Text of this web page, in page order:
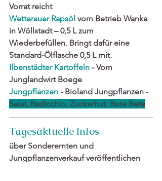
Vorrat reicht
Wetterauer Rapsöl vom Betrieb Wanka
in Wöllstadt – 0,5 L zum
Wiederbefüllen. Bringt dafür eine
Standard-Ölflasche 0,5 L mit.
Ilbenstädter Kartoffeln - Vom
Junglandwirt Boege
Jungpflanzen - Bioland Jungpflanzen -
Salat, Radicchio, Zuckerhut, Rote Bete
Tagesaktuelle Infos
über Sonderernten und
Jungpflanzenverkauf veröffentlichen